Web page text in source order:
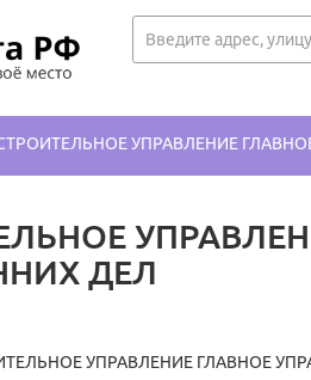
УПРАВЛЕНИЕ
ДЕЛ
УПРАВЛЕНИЕ ГЛАВНОЕ